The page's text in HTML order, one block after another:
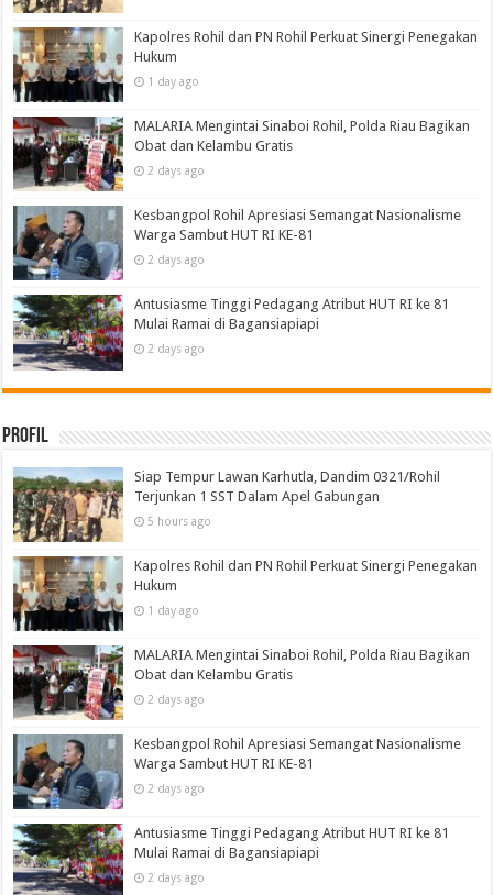
Kapolres Rohil dan PN Rohil Perkuat Sinergi Penegakan
Hukum
1 day ago
MALARIA Mengintai Sinaboi Rohil, Polda Riau Bagikan
Obat dan Kelambu Gratis
2 days ago
Kesbangpol Rohil Apresiasi Semangat Nasionalisme
Warga Sambut HUT RI KE-81
2 days ago
Antusiasme Tinggi Pedagang Atribut HUT RI ke 81
Mulai Ramai di Bagansiapiapi
2 days ago
Profil
Siap Tempur Lawan Karhutla, Dandim 0321/Rohil
Terjunkan 1 SST Dalam Apel Gabungan
5 hours ago
Kapolres Rohil dan PN Rohil Perkuat Sinergi Penegakan
Hukum
1 day ago
MALARIA Mengintai Sinaboi Rohil, Polda Riau Bagikan
Obat dan Kelambu Gratis
2 days ago
Kesbangpol Rohil Apresiasi Semangat Nasionalisme
Warga Sambut HUT RI KE-81
2 days ago
Antusiasme Tinggi Pedagang Atribut HUT RI ke 81
Mulai Ramai di Bagansiapiapi
2 days ago